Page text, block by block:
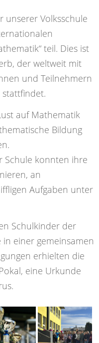
unserer Volksschule
teil. Dies ist
der weltweit mit
und Teilnehmern
auf Mathematik
Bildung
Schule konnten ihre
an
Aufgaben unter
Schulkinder der
einer gemeinsamen
erhielten die
eine Urkunde